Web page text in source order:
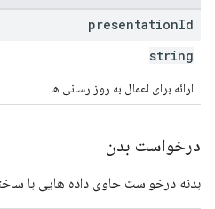
presentationId
string
ارائه برای اعمال به روز رسانی ها.
درخواست بدن
بدنه درخواست حاوی داده هایی با